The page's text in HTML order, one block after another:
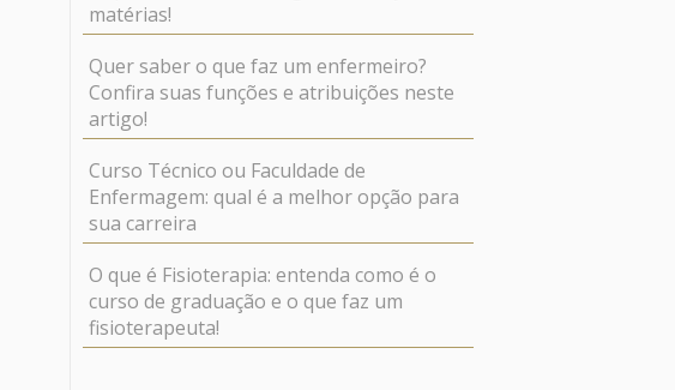
matérias!
Quer saber o que faz um enfermeiro?
Confira suas funções e atribuições neste
artigo!
Curso Técnico ou Faculdade de
Enfermagem: qual é a melhor opção para
sua carreira
O que é Fisioterapia: entenda como é o
curso de graduação e o que faz um
fisioterapeuta!